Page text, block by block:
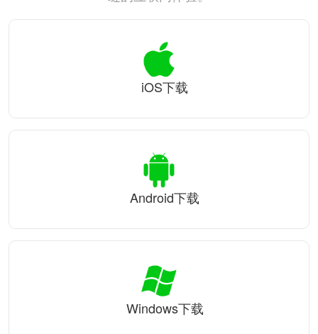
iOS下载
Android下载
Windows下载